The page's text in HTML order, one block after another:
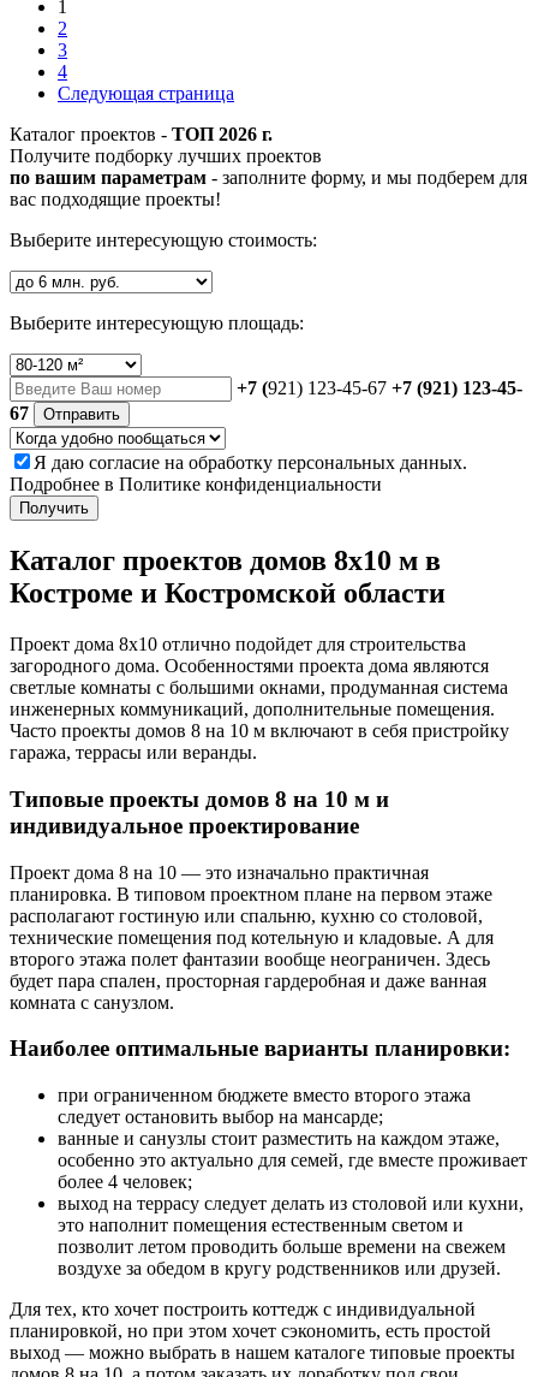
1
2
3
4
Следующая страница
Каталог проектов - ТОП 2026 г.
Получите подборку лучших проектов
по вашим параметрам - заполните форму, и мы подберем для
вас подходящие проекты!
Выберите интересующую стоимость:
Выберите интересующую площадь:
+7 (921) 123-45-67 +7 (921) 123-45-
67
Отправить
Я даю согласие на обработку персональных данных.
Подробнее в Политике конфиденциальности
Получить
Каталог проектов домов 8х10 м в
Костроме и Костромской области
Проект дома 8х10 отлично подойдет для строительства
загородного дома. Особенностями проекта дома являются
светлые комнаты с большими окнами, продуманная система
инженерных коммуникаций, дополнительные помещения.
Часто проекты домов 8 на 10 м включают в себя пристройку
гаража, террасы или веранды.
Типовые проекты домов 8 на 10 м и
индивидуальное проектирование
Проект дома 8 на 10 — это изначально практичная
планировка. В типовом проектном плане на первом этаже
располагают гостиную или спальню, кухню со столовой,
технические помещения под котельную и кладовые. А для
второго этажа полет фантазии вообще неограничен. Здесь
будет пара спален, просторная гардеробная и даже ванная
комната с санузлом.
Наиболее оптимальные варианты планировки:
при ограниченном бюджете вместо второго этажа
следует остановить выбор на мансарде;
ванные и санузлы стоит разместить на каждом этаже,
особенно это актуально для семей, где вместе проживает
более 4 человек;
выход на террасу следует делать из столовой или кухни,
это наполнит помещения естественным светом и
позволит летом проводить больше времени на свежем
воздухе за обедом в кругу родственников или друзей.
Для тех, кто хочет построить коттедж с индивидуальной
планировкой, но при этом хочет сэкономить, есть простой
выход — можно выбрать в нашем каталоге типовые проекты